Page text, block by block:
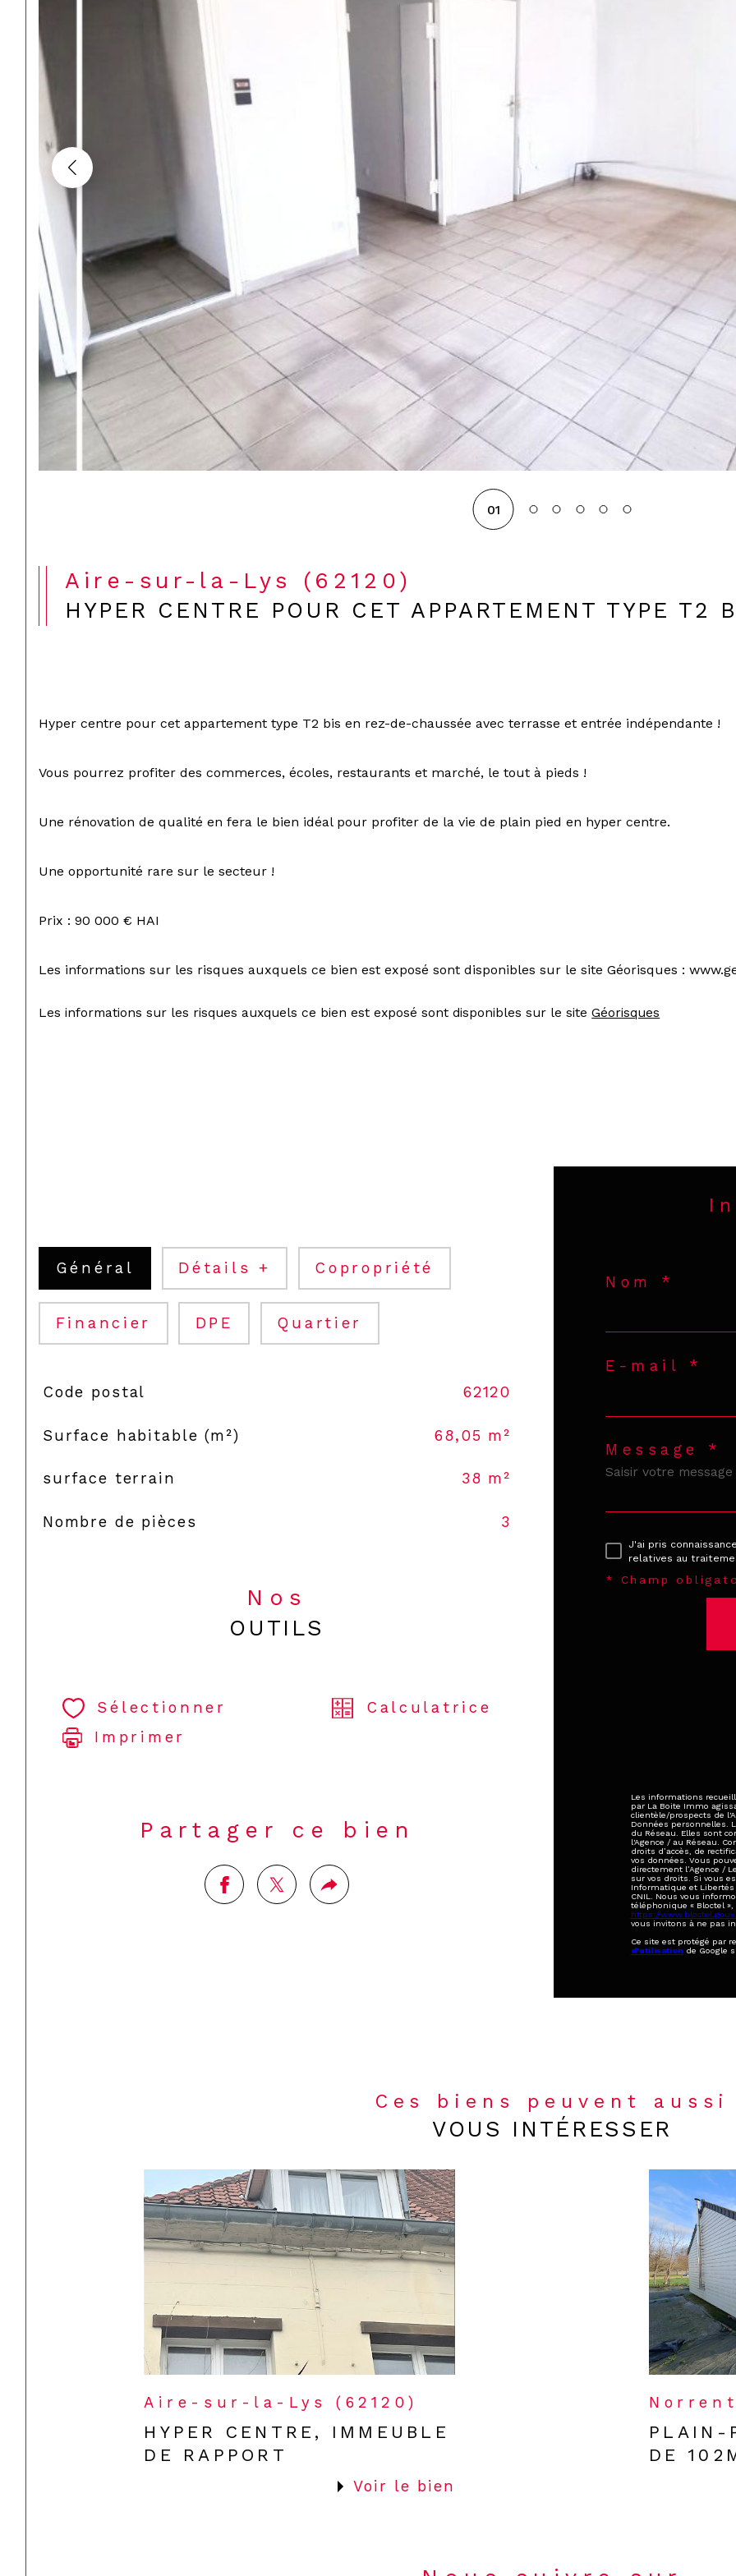
01
Aire-sur-la-Lys (62120)
HYPER CENTRE POUR CET APPARTEMENT TYPE T2
Hyper centre pour cet appartement type T2 bis en rez-de-chaussée avec terrasse et entrée indépendante !
Vous pourrez profiter des commerces, écoles, restaurants et marché, le tout à pieds !
Une rénovation de qualité en fera le bien idéal pour profiter de la vie de plain pied en hyper centre.
Une opportunité rare sur le secteur !
Prix : 90 000 € HAI
Les informations sur les risques auxquels ce bien est exposé sont disponibles sur le site Géorisques :
Les informations sur les risques auxquels ce bien est exposé sont disponibles sur le site Géorisques
Général Détails + Copropriété
Financier DPE Quartier
TRAD_SIROCCO_Caracteristique
Code postal 62120
Surface habitable (m²) 68,05 m²
surface terrain 38 m²
Nombre de pièces 3
Nos
OUTILS
Sélectionner
Calculatrice
Imprimer
Partager ce bien
Nom *
E-mail *
Message *
J'ai pris
relatives au
* Champ
Les informations
par La Boite Immo
clientèle/prospects de
Données personnelles.
du Réseau. Elles sont
l'Agence / au Réseau.
droits d’accès, de
vos données. Vous
directement l’Agence /
sur vos droits. Si vous
Informatique et Libertés
CNIL. Nous vous
téléphonique « Bloctel
https://
vous invitons à ne pas
Ce site est protégé par
d'utilisation de Google
Ces biens peuvent aussi
VOUS INTÉRESSER
Aire-sur-la-Lys (62120)
HYPER CENTRE, IMMEUBLE
DE RAPPORT
Voir le bien
PLAIN-
DE